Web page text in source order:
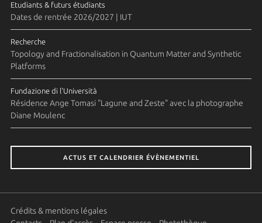
Etudiants & futurs étudiants
Dates de rentrée 2026/2027 | IUT
Recherche
Topology and Fractionalisation in Quantum Matter and Synthetic
Platforms
Fundazione di l'Università
Résidence Ange Tomasi "Lagune and Zeste" avec la photographe
Diane Moulenc
ACTUS ET CALENDRIER ÉVÈNEMENTIEL
Crédits & mentions légales